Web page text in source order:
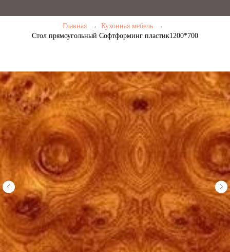
Главная → Кухонная мебель
→
Стол прямоугольный Софтформинг пластик1200*700